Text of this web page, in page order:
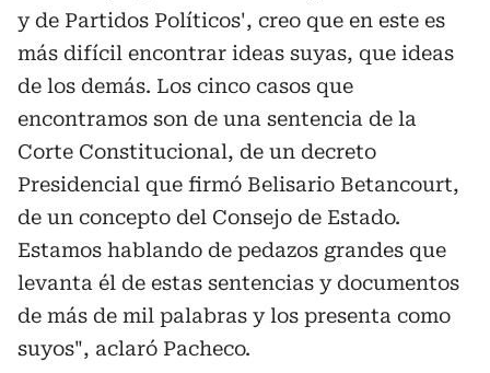
y de Partidos Políticos', creo que en este es
más difícil encontrar ideas suyas, que ideas
de los demás. Los cinco casos que
encontramos son de una sentencia de la
Corte Constitucional, de un decreto
Presidencial que firmó Belisario Betancourt,
de un concepto del Consejo de Estado.
Estamos hablando de pedazos grandes que
levanta él de estas sentencias y documentos
de más de mil palabras y los presenta como
suyos", aclaró Pacheco.